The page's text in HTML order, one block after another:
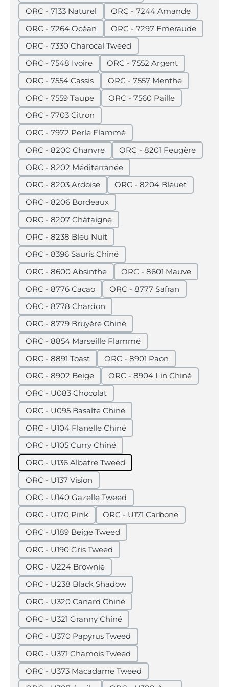
ORC - 7133 Naturel
ORC - 7244 Amande
ORC - 7264 Océan
ORC - 7297 Emeraude
ORC - 7330 Charocal Tweed
ORC - 7548 Ivoire
ORC - 7552 Argent
ORC - 7554 Cassis
ORC - 7557 Menthe
ORC - 7559 Taupe
ORC - 7560 Paille
ORC - 7703 Citron
ORC - 7972 Perle Flammé
ORC - 8200 Chanvre
ORC - 8201 Feugère
ORC - 8202 Méditerranée
ORC - 8203 Ardoise
ORC - 8204 Bleuet
ORC - 8206 Bordeaux
ORC - 8207 Chàtaigne
ORC - 8238 Bleu Nuit
ORC - 8396 Sauris Chiné
ORC - 8600 Absinthe
ORC - 8601 Mauve
ORC - 8776 Cacao
ORC - 8777 Safran
ORC - 8778 Chardon
ORC - 8779 Bruyére Chiné
ORC - 8854 Marseille Flammé
ORC - 8891 Toast
ORC - 8901 Paon
ORC - 8902 Beige
ORC - 8904 Lin Chiné
ORC - U083 Chocolat
ORC - U095 Basalte Chiné
ORC - U104 Flanelle Chiné
ORC - U105 Curry Chiné
ORC - U136 Albatre Tweed
ORC - U137 Vision
ORC - U140 Gazelle Tweed
ORC - U170 Pink
ORC - U171 Carbone
ORC - U189 Beige Tweed
ORC - U190 Gris Tweed
ORC - U224 Brownie
ORC - U238 Black Shadow
ORC - U320 Canard Chiné
ORC - U321 Granny Chiné
ORC - U370 Papyrus Tweed
ORC - U371 Chamois Tweed
ORC - U373 Macadame Tweed